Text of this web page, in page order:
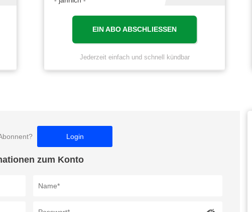
EIN ABO ABSCHLIESSEN
Jederzeit einfach und schnell kündbar
Login
zum Konto